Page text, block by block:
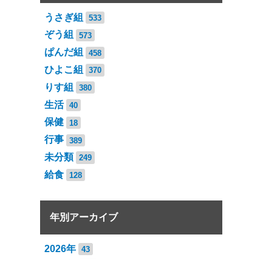
うさぎ組 533
ぞう組 573
ぱんだ組 458
ひよこ組 370
りす組 380
生活 40
保健 18
行事 389
未分類 249
給食 128
年別アーカイブ
2026年 43